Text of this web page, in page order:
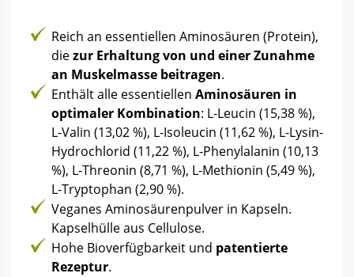
Reich an essentiellen Aminosäuren (Protein),
diezur Erhaltung von und einer Zunahme
an Muskelmasse beitragen.
Enthält alle essentiellen Aminosäuren in
optimaler Kombination: L-Leucin (15,38 %),
L-Valin (13,02 %), L-Isoleucin (11,62 %), L-Lysin-
Hydrochlorid (11,22 %), L-Phenylalanin (10,13
%), L-Threonin (8,71 %), L-Methionin (5,49 %),
L-Tryptophan (2,90 %).
Veganes Aminosäurenpulver in Kapseln.
Kapselhülle aus Cellulose.
Hohe Bioverfügbarkeit und patentierte
Rezeptur.